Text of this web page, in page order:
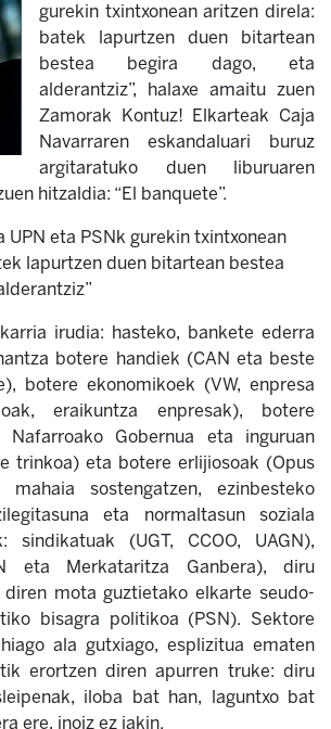
gurekin txintxonean aritzen direla:
batek lapurtzen duen bitartean
bestea begira dago, eta
alderantziz”, halaxe amaitu zuen
Zamorak Kontuz! Elkarteak Caja
Navarraren eskandaluari buruz
argitaratuko duen liburuaren
hitzaldia: “El banquete”.
UPN eta PSNk gurekin txintxonean
lapurtzen duen bitartean bestea
irudia: hasteko, bankete ederra
botere handiek (CAN eta beste
botere ekonomikoek (VW, enpresa
eraikuntza enpresak), botere
Nafarroako Gobernua eta inguruan
trinkoa) eta botere erlijiosoak (Opus
mahaia sostengatzen, ezinbesteko
eta normaltasun soziala
sindikatuak (UGT, CCOO, UAGN),
eta Merkataritza Ganbera), diru
diren mota guztietako elkarte seudo-
bisagra politikoa (PSN). Sektore
ala gutxiago, esplizitua ematen
erortzen diren apurren truke: diru
iloba bat han, laguntxo bat
ere, inoiz ez jakin.